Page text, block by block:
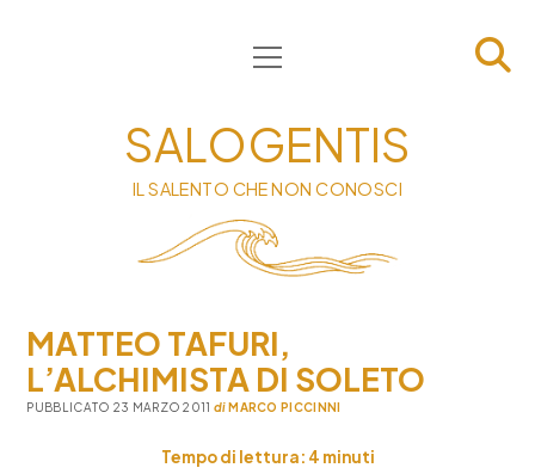
HOME
INFORMATIVA
CONTATTI
PRIVACY & COOKIE POLICY
apri
menu
SALOGENTIS
IL SALENTO CHE NON CONOSCI
MATTEO TAFURI,
L’ALCHIMISTA DI SOLETO
PUBBLICATO 23 MARZO 2011 diMARCO PICCINNI
Tempo di lettura: 4 minuti